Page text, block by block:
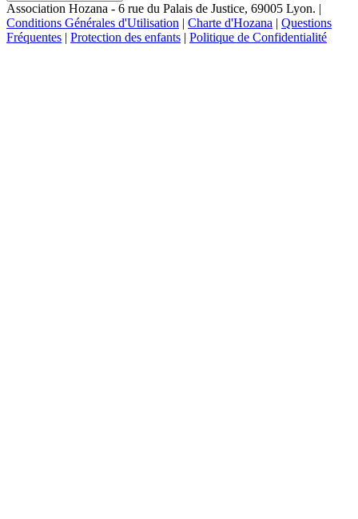
Association Hozana - 6 rue du Palais de Justice, 69005 Lyon. |
Conditions Générales d'Utilisation | Charte d'Hozana | Questions
Fréquentes | Protection des enfants | Politique de Confidentialité